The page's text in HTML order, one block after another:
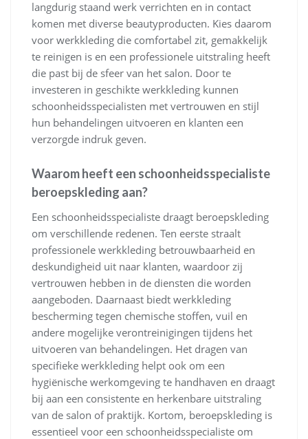
langdurig staand werk verrichten en in contact
komen met diverse beautyproducten. Kies daarom
voor werkkleding die comfortabel zit, gemakkelijk
te reinigen is en een professionele uitstraling heeft
die past bij de sfeer van het salon. Door te
investeren in geschikte werkkleding kunnen
schoonheidsspecialisten met vertrouwen en stijl
hun behandelingen uitvoeren en klanten een
verzorgde indruk geven.
Waarom heeft een schoonheidsspecialiste
beroepskleding aan?
Een schoonheidsspecialiste draagt beroepskleding
om verschillende redenen. Ten eerste straalt
professionele werkkleding betrouwbaarheid en
deskundigheid uit naar klanten, waardoor zij
vertrouwen hebben in de diensten die worden
aangeboden. Daarnaast biedt werkkleding
bescherming tegen chemische stoffen, vuil en
andere mogelijke verontreinigingen tijdens het
uitvoeren van behandelingen. Het dragen van
specifieke werkkleding helpt ook om een
hygiënische werkomgeving te handhaven en draagt
bij aan een consistente en herkenbare uitstraling
van de salon of praktijk. Kortom, beroepskleding is
essentieel voor een schoonheidsspecialiste om